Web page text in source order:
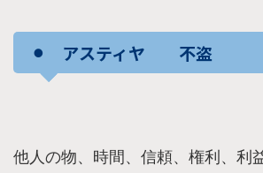
⚫︎ アスティヤ 不盗
他人の物、時間、信頼、権利、利